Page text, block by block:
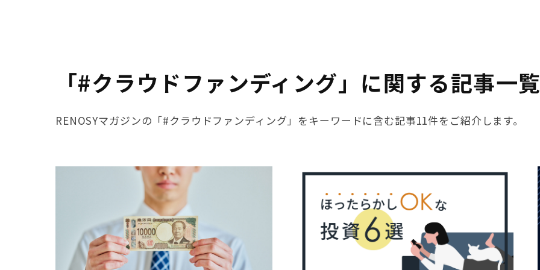
「#クラウドファンディング」に関する記事一
RENOSYマガジンの「#クラウドファンディング」をキーワードに含む記事11件をご紹介します。